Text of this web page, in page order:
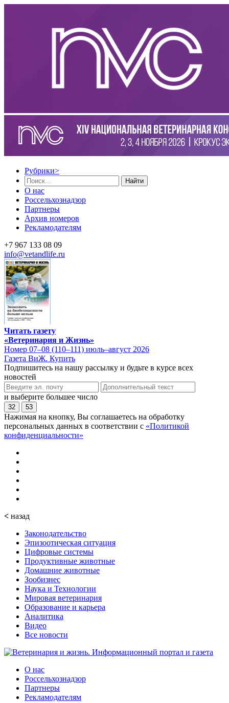
Рубрики>
Найти
О нас
Россельхознадзор
Партнеры
Архив номеров
Рекламодателям
+7 967 133 08 09
info@vetandlife.ru
Читать газету
«Ветеринария и Жизнь»
Номер 07–08 (110–111) июль–август 2026
Газета ВиЖ. Купить
Подпишитесь на нашу рассылку и будьте в курсе всех
новостей
и выберите большее число
32 53
Нажимая на кнопку, Вы соглашаетесь на обработку
персональных данных в соответствии с «Политикой
конфиденциальности»
< назад
Законодательство
Эпизоотическая ситуация
Цифровые системы
Продуктивные животные
Домашние животные
Зообизнес
Наука и Технологии
Мировая ветеринария
Образование и карьера
Аналитика
Видео
Все новости
О нас
Россельхознадзор
Партнеры
Рекламодателям